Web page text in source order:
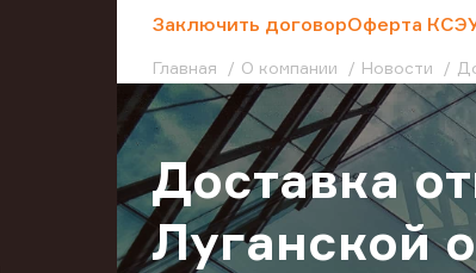
Заключить договорОферта КСЭ
Главная О компании Новости
Доставка
Луганской